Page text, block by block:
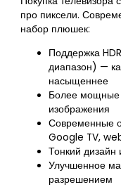
про пиксели.
набор плюшек:
Поддержка
диапазон) —
насыщеннее
Более мощные
изображения
Современные
Google TV,
Тонкий
Улучшенное
разрешением